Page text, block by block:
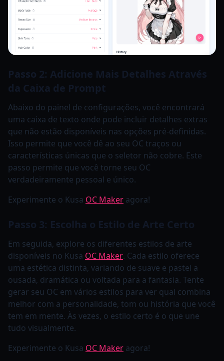
Passo 2: Adicione Mais Detalhes Através
da Caixa de Prompt
Abaixo do painel de configurações, você encontrará
uma caixa de texto onde pode incluir detalhes extras
que não estão disponíveis nas opções pré-definidas.
Isso permite que você dê ao seu OC traços ou
características únicas que o seletor não cobre. Este
passo permite que você torne seu OC
verdadeiramente pessoal e único.
Experimente o Kusa OC Maker agora!
Passo 3: Escolha o Estilo de Arte Certo
Em seguida, explore os diferentes estilos de arte
disponíveis no Kusa OC Maker. Cada estilo oferece
uma estética distinta, variando de suave e pastel a
ousada, dramática ou voltada para a fantasia. Tente
gerar seu OC em vários estilos para ver qual combina
melhor com a personalidade, tom ou história que você
tem em mente. Às vezes, o estilo certo é o que une
tudo visualmente.
Experimente o Kusa OC Maker agora!